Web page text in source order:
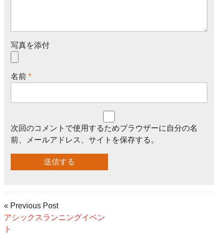
写真を添付
名前 *
次回のコメントで使用するためブラウザーに自分の名
前、メールアドレス、サイトを保存する。
« Previous Post
アシックスランニングイベン
ト